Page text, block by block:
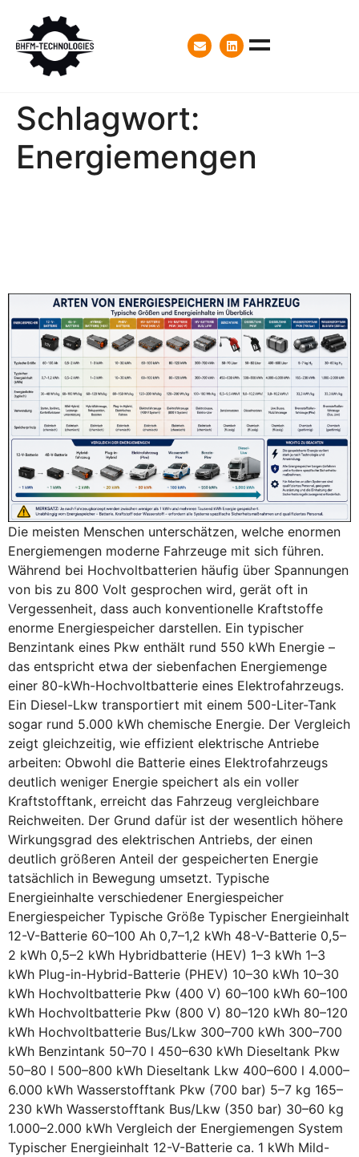
Schlagwort:
Energiemengen
Die meisten Menschen unterschätzen, welche enormen
Energiemengen moderne Fahrzeuge mit sich führen.
Während bei Hochvoltbatterien häufig über Spannungen
von bis zu 800 Volt gesprochen wird, gerät oft in
Vergessenheit, dass auch konventionelle Kraftstoffe
enorme Energiespeicher darstellen. Ein typischer
Benzintank eines Pkw enthält rund 550 kWh Energie –
das entspricht etwa der siebenfachen Energiemenge
einer 80-kWh-Hochvoltbatterie eines Elektrofahrzeugs.
Ein Diesel-Lkw transportiert mit einem 500-Liter-Tank
sogar rund 5.000 kWh chemische Energie. Der Vergleich
zeigt gleichzeitig, wie effizient elektrische Antriebe
arbeiten: Obwohl die Batterie eines Elektrofahrzeugs
deutlich weniger Energie speichert als ein voller
Kraftstofftank, erreicht das Fahrzeug vergleichbare
Reichweiten. Der Grund dafür ist der wesentlich höhere
Wirkungsgrad des elektrischen Antriebs, der einen
deutlich größeren Anteil der gespeicherten Energie
tatsächlich in Bewegung umsetzt. Typische
Energieinhalte verschiedener Energiespeicher
Energiespeicher Typische Größe Typischer Energieinhalt
12-V-Batterie 60–100 Ah 0,7–1,2 kWh 48-V-Batterie 0,5–
2 kWh 0,5–2 kWh Hybridbatterie (HEV) 1–3 kWh 1–3
kWh Plug-in-Hybrid-Batterie (PHEV) 10–30 kWh 10–30
kWh Hochvoltbatterie Pkw (400 V) 60–100 kWh 60–100
kWh Hochvoltbatterie Pkw (800 V) 80–120 kWh 80–120
kWh Hochvoltbatterie Bus/Lkw 300–700 kWh 300–700
kWh Benzintank 50–70 l 450–630 kWh Dieseltank Pkw
50–80 l 500–800 kWh Dieseltank Lkw 400–600 l 4.000–
6.000 kWh Wasserstofftank Pkw (700 bar) 5–7 kg 165–
230 kWh Wasserstofftank Bus/Lkw (350 bar) 30–60 kg
1.000–2.000 kWh Vergleich der Energiemengen System
Typischer Energieinhalt 12-V-Batterie ca. 1 kWh Mild-